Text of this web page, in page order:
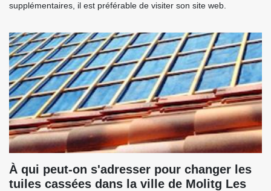
supplémentaires, il est préférable de visiter son site web.
À qui peut-on s'adresser pour changer les
tuiles cassées dans la ville de Molitg Les